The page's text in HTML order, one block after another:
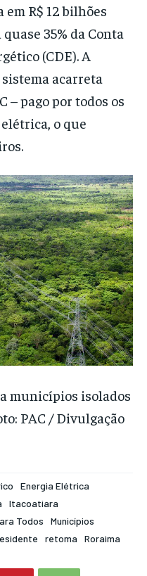
em R$ 12 bilhões
35% da Conta
(CDE). A
acarreta
– pago por todos os
o que
municípios isolados
PAC / Divulgação
Energia Elétrica
Itacoatiara
Todos
Municípios
retoma
Roraima